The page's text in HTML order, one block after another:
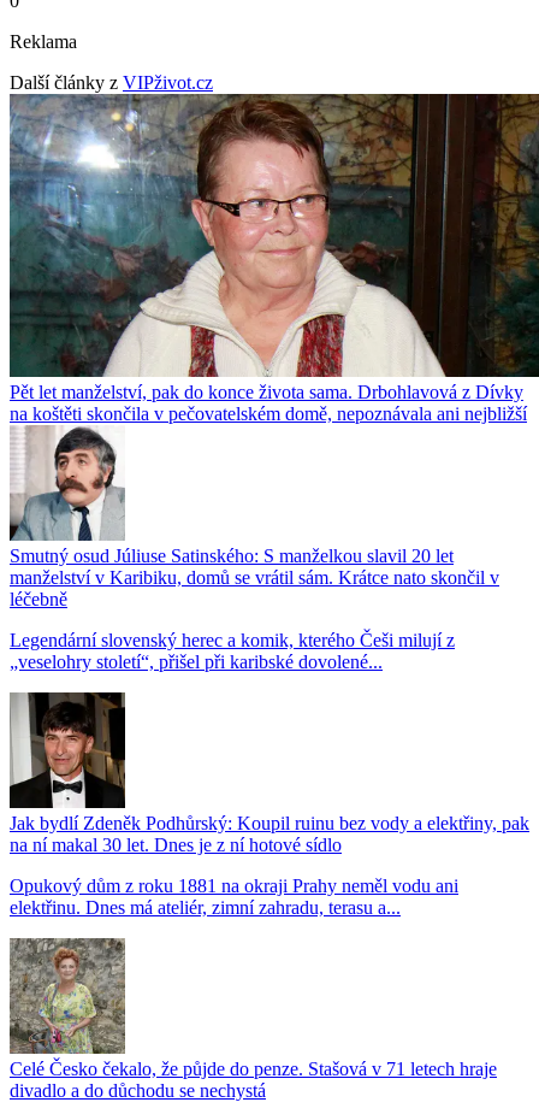
Reklama
Další články z VIPživot.cz
Pět let manželství, pak do konce života sama. Drbohlavová z Dívky
na koštěti skončila v pečovatelském domě, nepoznávala ani nejbližší
Smutný osud Júliuse Satinského: S manželkou slavil 20 let
manželství v Karibiku, domů se vrátil sám. Krátce nato skončil v
léčebně
Legendární slovenský herec a komik, kterého Češi milují z
„veselohry století“, přišel při karibské dovolené...
Jak bydlí Zdeněk Podhůrský: Koupil ruinu bez vody a elektřiny, pak
na ní makal 30 let. Dnes je z ní hotové sídlo
Opukový dům z roku 1881 na okraji Prahy neměl vodu ani
elektřinu. Dnes má ateliér, zimní zahradu, terasu a...
Celé Česko čekalo, že půjde do penze. Stašová v 71 letech hraje
divadlo a do důchodu se nechystá